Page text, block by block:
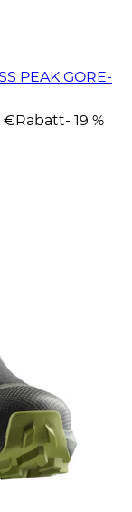
PEAK GORE-
€ Rabatt- 19 %